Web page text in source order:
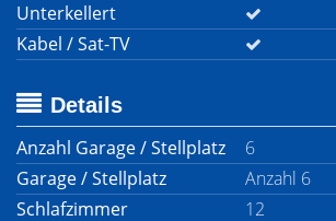
Unterkellert
Kabel / Sat-TV
Details
Anzahl Garage / Stellplatz
6
Garage / Stellplatz
Anzahl 6
Schlafzimmer
12